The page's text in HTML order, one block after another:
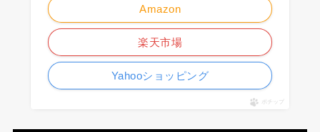
Amazon
楽天市場
Yahooショッピング
ポチップ